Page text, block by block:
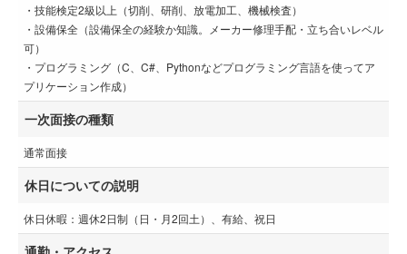
・技能検定2級以上（切削、研削、放電加工、機械検査）
・設備保全（設備保全の経験か知識。メーカー修理手配・立ち合いレベル
可）
・プログラミング（C、C#、Pythonなどプログラミング言語を使ってア
プリケーション作成）
一次面接の種類
通常面接
休日についての説明
休日休暇：週休2日制（日・月2回土）、有給、祝日